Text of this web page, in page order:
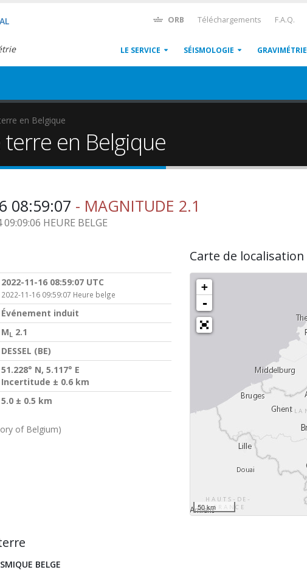
ORB Téléchargements F.A.Q.
LE SERVICE SÉISMOLOGIE GRAVIMÉTRIE
en Belgique
en Belgique
08:59:07 - MAGNITUDE 2.1
HEURE BELGE
2022-11-16 08:59:07 UTC
2022-11-16 09:59:07 Heure belge
Événement induit
ML 2.1
DESSEL (BE)
51.228° N, 5.117° E
Incertitude ± 0.6 km
5.0 ± 0.5 km
of Belgium)
Carte de localisation
+
-
50 km
BELGE